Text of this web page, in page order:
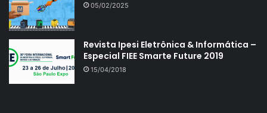
05/02/2025
Revista Ipesi Eletrônica & Informática –
Especial FIEE Smarte Future 2019
15/04/2018